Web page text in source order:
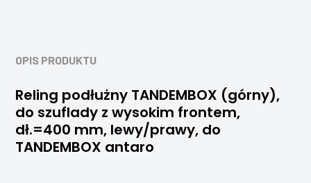
OPIS PRODUKTU
Reling podłużny TANDEMBOX (górny),
do szuflady z wysokim frontem,
dł.=400 mm, lewy/prawy, do
TANDEMBOX antaro